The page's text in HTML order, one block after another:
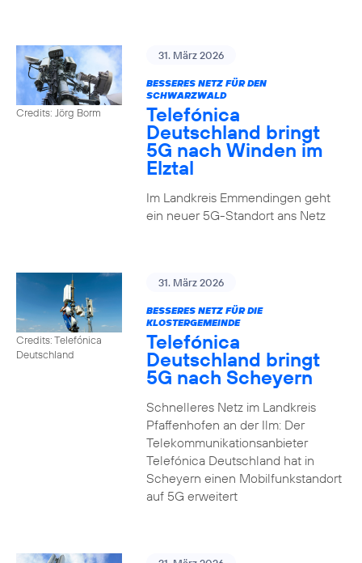
Credits: Jörg Borm
31. März 2026
BESSERES NETZ FÜR DEN
SCHWARZWALD
Telefónica
Deutschland bringt
5G nach Winden im
Elztal
Im Landkreis Emmendingen geht
ein neuer 5G-Standort ans Netz
Credits: Telefónica
Deutschland
31. März 2026
BESSERES NETZ FÜR DIE
KLOSTERGEMEINDE
Telefónica
Deutschland bringt
5G nach Scheyern
Schnelleres Netz im Landkreis
Pfaffenhofen an der Ilm: Der
Telekommunikationsanbieter
Telefónica Deutschland hat in
Scheyern einen Mobilfunkstandort
auf 5G erweitert